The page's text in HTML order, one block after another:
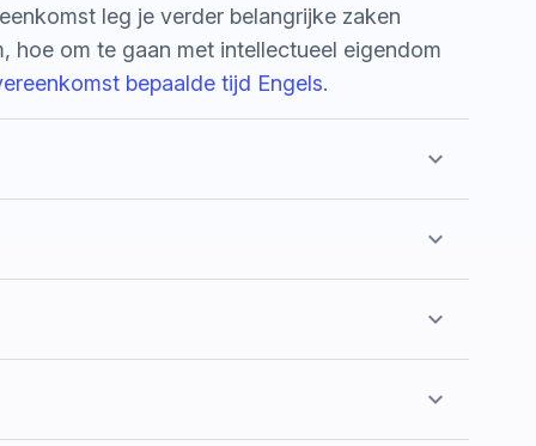
leg je verder belangrijke zaken
hoe om te gaan met intellectueel eigendom
bepaalde tijd Engels.